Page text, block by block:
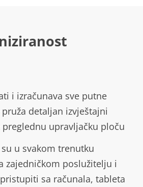
i izračunava sve putne
detaljan izvještajni
preglednu upravljačku ploču
u svakom trenutku
zajedničkom poslužitelju i
sa računala, tableta